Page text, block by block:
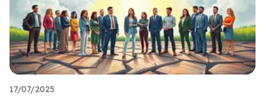
17/07/2025